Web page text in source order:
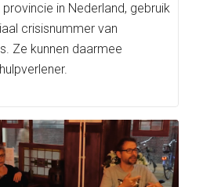
in Nederland, gebruik
crisisnummer van
Ze kunnen daarmee